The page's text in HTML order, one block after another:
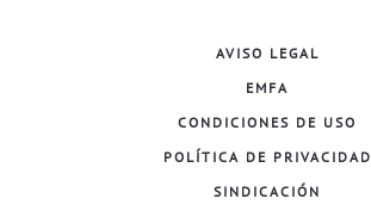
AVISO LEGAL
EMFA
CONDICIONES DE USO
POLÍTICA DE PRIVACIDAD
SINDICACIÓN